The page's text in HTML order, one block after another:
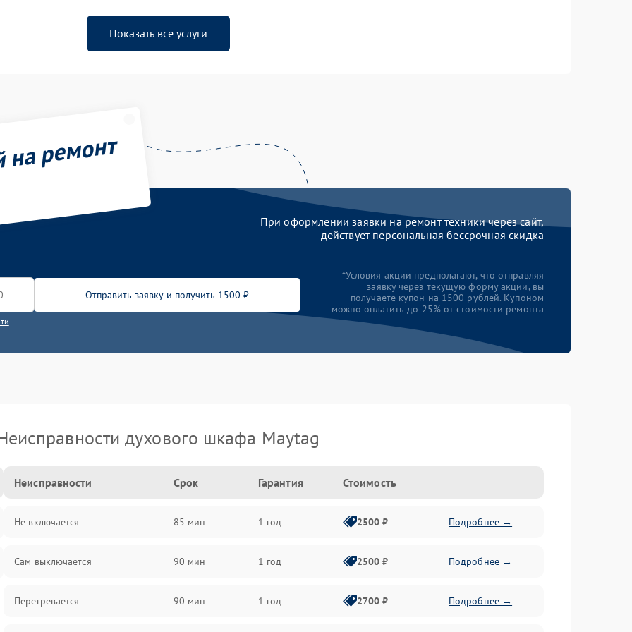
Показать все услуги
ремонт
При оформлении заявки на ремонт техники через сайт,
действует персональная бессрочная скидка
Отправить заявку и получить 1500 ₽
*Условия акции предполагают, что отправляя
заявку через текущую форму акции, вы
получаете купон на 1500 рублей. Купоном
можно оплатить до 25% от стоимости ремонта
духового шкафа Maytag
Неисправности Срок Гарантия Стоимость
Не включается 85 мин 1 год 2500 ₽ Подробнее →
Сам выключается 90 мин 1 год 2500 ₽ Подробнее →
Перегревается 90 мин 1 год 2700 ₽ Подробнее →